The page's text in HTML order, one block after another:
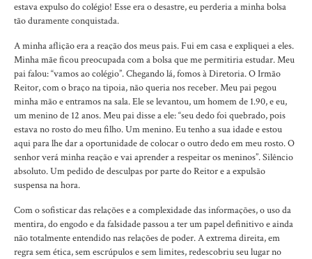
estava expulso do colégio! Esse era o desastre, eu perderia a minha bolsa
tão duramente conquistada.
A minha aflição era a reação dos meus pais. Fui em casa e expliquei a eles.
Minha mãe ficou preocupada com a bolsa que me permitiria estudar. Meu
pai falou: “vamos ao colégio”. Chegando lá, fomos à Diretoria. O Irmão
Reitor, com o braço na tipoia, não queria nos receber. Meu pai pegou
minha mão e entramos na sala. Ele se levantou, um homem de 1.90, e eu,
um menino de 12 anos. Meu pai disse a ele: “seu dedo foi quebrado, pois
estava no rosto do meu filho. Um menino. Eu tenho a sua idade e estou
aqui para lhe dar a oportunidade de colocar o outro dedo em meu rosto. O
senhor verá minha reação e vai aprender a respeitar os meninos”. Silêncio
absoluto. Um pedido de desculpas por parte do Reitor e a expulsão
suspensa na hora.
Com o sofisticar das relações e a complexidade das informações, o uso da
mentira, do engodo e da falsidade passou a ter um papel definitivo e ainda
não totalmente entendido nas relações de poder. A extrema direita, em
regra sem ética, sem escrúpulos e sem limites, redescobriu seu lugar no